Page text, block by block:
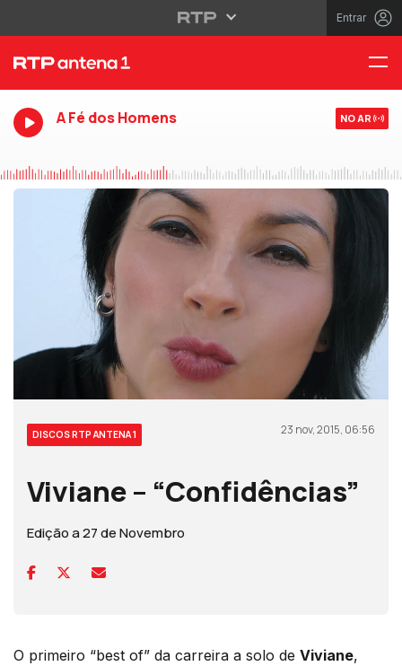
Entrar
A Fé dos Homens NO AR
DISCOS RTP ANTENA 1 23 nov, 2015, 06:56
Viviane – “Confidências”
Edição a 27 de Novembro
O primeiro “best of” da carreira a solo de Viviane,